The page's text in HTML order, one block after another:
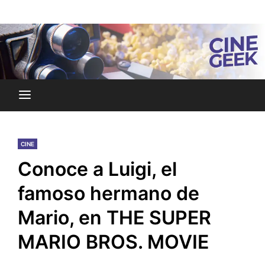
to
contentCine Geek
CINE
Conoce a Luigi, el
famoso hermano de
Mario, en THE SUPER
MARIO BROS. MOVIE